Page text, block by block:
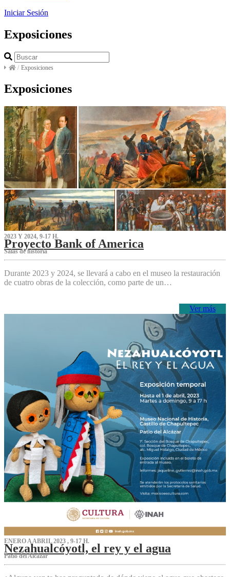
Iniciar Sesión
Exposiciones
/ Exposiciones
Exposiciones
2023 Y 2024, 9-17 H.
Proyecto Bank of America
S‌alas de historia
Durante 2023 y 2024, se llevará a cabo en el museo la restauración
de cuatro obras de la colección, como parte de un…
Ver más
ENERO A ABRIL 2023 , 9-17 H.
Nezahualcóyotl, el rey y el agua
Patio del Alcázar